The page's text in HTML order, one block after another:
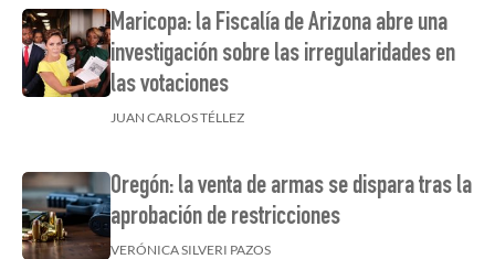
Maricopa: la Fiscalía de Arizona abre una
investigación sobre las irregularidades en
las votaciones
JUAN CARLOS TÉLLEZ
Oregón: la venta de armas se dispara tras la
aprobación de restricciones
VERÓNICA SILVERI PAZOS